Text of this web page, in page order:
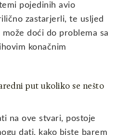
pojedinih avio
zastarjerli, te usljed
doći do problema sa
konačnim
put ukoliko se nešto
na ove stvari, postoje
dati, kako biste barem